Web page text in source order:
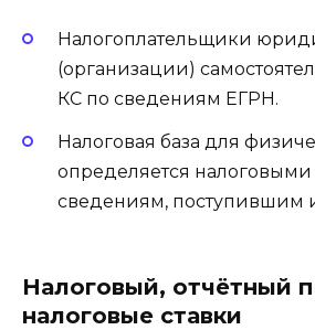
Налогоплательщики
(организации)
КС по сведениям ЕГРН.
Налоговая база для
определяется
сведениям, поступившим
Налоговый, отчётный
налоговые ставки